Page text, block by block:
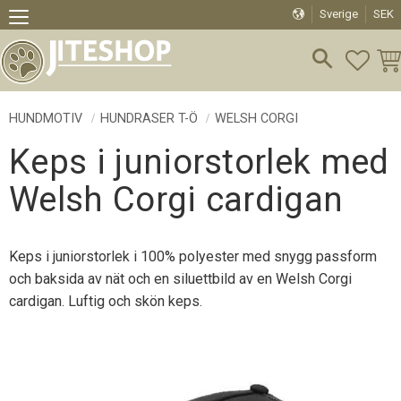
Meny
Sverige SEK
HUNDMOTIV HUNDRASER T-Ö WELSH CORGI
Keps i juniorstorlek med
Welsh Corgi cardigan
Keps i juniorstorlek i 100% polyester med snygg passform
och baksida av nät och en siluettbild av en Welsh Corgi
cardigan. Luftig och skön keps.